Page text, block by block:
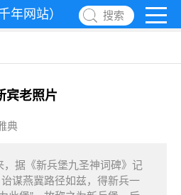
年网站） 搜索
宾老照片
典
据《新兵堡九圣神词碑》记
谋燕冀路径如兹，得新兵一